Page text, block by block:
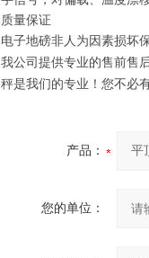
质量保证
电子地磅非人为因素损坏
我公司提供专业的售前售
秤是我们的专业！您不必
产品：
您的单位：